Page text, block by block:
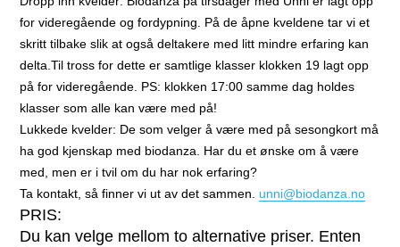
for videregående og fordypning. På de åpne kveldene tar vi et
skritt tilbake slik at også deltakere med litt mindre erfaring kan
delta.Til tross for dette er samtlige klasser klokken 19 lagt opp
på for videregående. PS: klokken 17:00 samme dag holdes
klasser som alle kan være med på!
Lukkede kvelder: De som velger å være med på sesongkort må
ha god kjenskap med biodanza. Har du et ønske om å være
med, men er i tvil om du har nok erfaring?
Ta kontakt, så finner vi ut av det sammen. unni@biodanza.no
PRIS:
Du kan velge mellom to alternative priser. Enten